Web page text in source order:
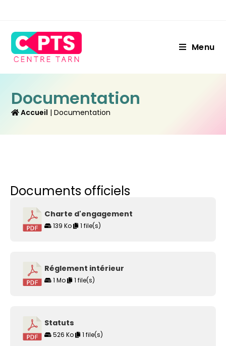
Menu
Documentation
Accueil | Documentation
Documents officiels
Charte d'engagement
139 Ko 1 file(s)
Réglement intérieur
1 Mo 1 file(s)
Statuts
526 Ko 1 file(s)